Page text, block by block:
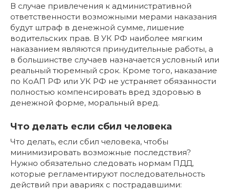
В случае привлечения к административной
ответственности возможными мерами наказания
будут штраф в денежной сумме, лишение
водительских прав. В УК РФ наиболее мягким
наказанием являются принудительные работы, а
в большинстве случаев назначается условный или
реальный тюремный срок. Кроме того, наказание
по КоАП РФ или УК РФ не устраняет обязанности
полностью компенсировать вред здоровью в
денежной форме, моральный вред.
Что делать если сбил человека
Что делать, если сбил человека, чтобы
минимизировать возможные последствия?
Нужно обязательно следовать нормам ПДД,
которые регламентируют последовательность
действий при авариях с пострадавшими: